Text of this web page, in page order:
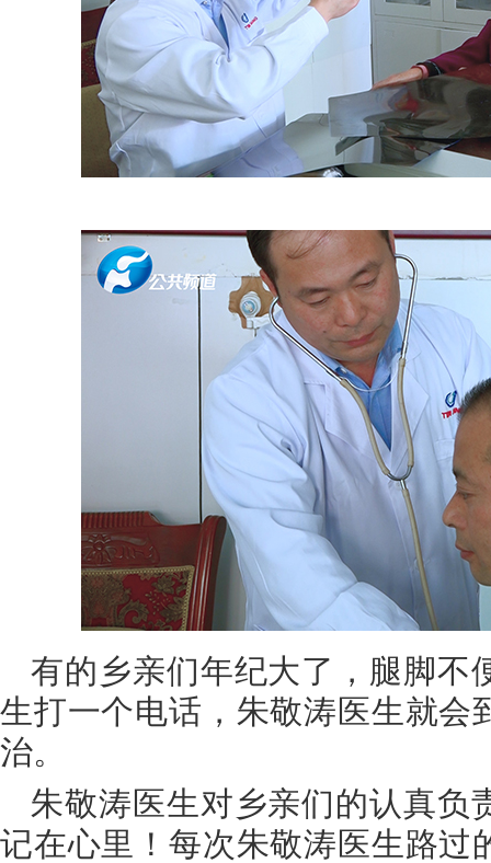
有的乡亲们年纪大了，腿脚不
生打一个电话，朱敬涛医生就会
治。
朱敬涛医生对乡亲们的认真负
记在心里！每次朱敬涛医生路过